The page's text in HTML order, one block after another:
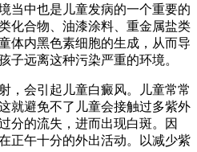
当中也是儿童发病的一个重要的
化合物、油漆涂料、重金属盐类
体内黑色素细胞的生成，从而导
子远离这种污染严重的环境。
会引起儿童白癜风。儿童常常
就避免不了儿童会接触过多紫外
分的流失，进而出现白斑。因
正午十分的外出活动。以减少紫